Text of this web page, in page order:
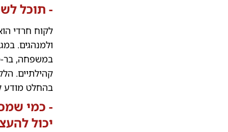
- תוכל
לקוח חרדי
ולמנהגים.
במשפחה, בר-
קהילתיים.
בהחלט מודע
- כמי
יכול